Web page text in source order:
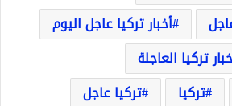
أخبار تركيا عاجل اليوم
تركيا العاجلة
تركيا
تركيا عاجل